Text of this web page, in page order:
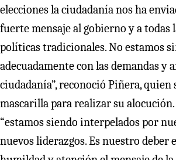
elecciones la ciudadanía nos ha
fuerte mensaje al gobierno y a todas
políticas tradicionales. No estamos
adecuadamente con las demandas y
ciudadanía”, reconoció Piñera, quien
mascarilla para realizar su
“estamos siendo interpelados por
nuevos liderazgos. Es nuestro deber